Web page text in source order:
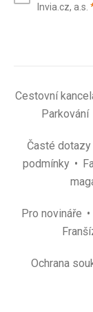
(povinné)
Invia.cz, a.s.
Cestovní
Parkování
Časté dotazy
podmínky
Pro novináře
Ochrana